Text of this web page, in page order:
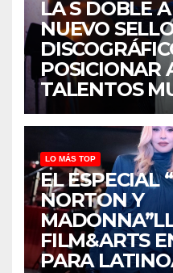
LA S DOBLE
NUEVO
POSICIONAR
TALENTOS
LO MÁS TOP
EL ESPECIAL
NORTON Y
FILM&ARTS
PARA